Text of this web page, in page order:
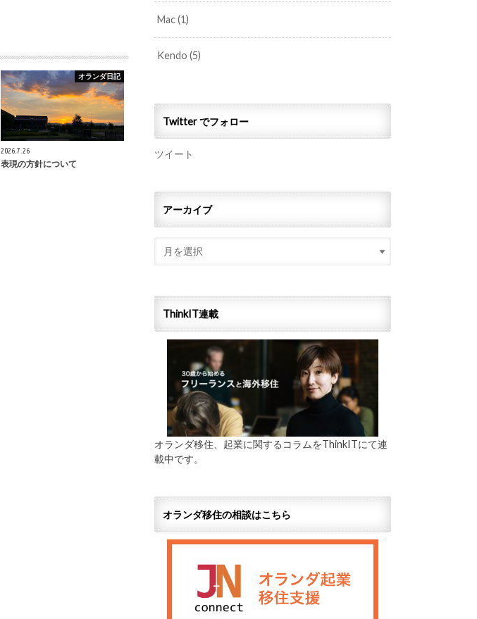
オランダ日記
2026.7.26
表現の方針について
Mac(1)
Kendo(5)
Twitter でフォロー
ツイート
アーカイブ
ThinkIT連載
オランダ移住、起業に関するコラムをThinkITにて連
載中です。
オランダ移住の相談はこちら